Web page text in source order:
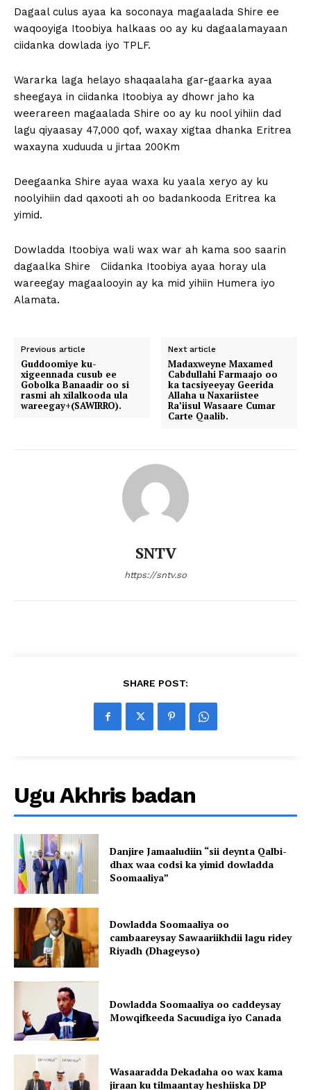
Dagaal culus ayaa ka soconaya magaalada Shire ee
waqooyiga Itoobiya halkaas oo ay ku dagaalamayaan
ciidanka dowlada iyo TPLF.
Wararka laga helayo shaqaalaha gar-gaarka ayaa
sheegaya in ciidanka Itoobiya ay dhowr jaho ka
weerareen magaalada Shire oo ay ku nool yihiin dad
lagu qiyaasay 47,000 qof, waxay xigtaa dhanka Eritrea
waxayna xuduuda u jirtaa 200Km
Deegaanka Shire ayaa waxa ku yaala xeryo ay ku
noolyihiin dad qaxooti ah oo badankooda Eritrea ka
yimid.
Dowladda Itoobiya wali wax war ah kama soo saarin
dagaalka Shire Ciidanka Itoobiya ayaa horay ula
wareegay magaalooyin ay ka mid yihiin Humera iyo
Alamata.
Previous article
Guddoomiye ku-
xigeennada cusub ee
Gobolka Banaadir oo si
rasmi ah xilalkooda ula
wareegay+(SAWIRRO).
Next article
Madaxweyne Maxamed
Cabdullahi Farmaajo oo
ka tacsiyeeyay Geerida
Allaha u Naxariistee
Ra’iisul Wasaare Cumar
Carte Qaalib.
SNTV
https://sntv.so
SHARE POST:
Ugu Akhris badan
Danjire Jamaaludiin “sii deynta Qalbi-
dhax waa codsi ka yimid dowladda
Soomaaliya”
Dowladda Soomaaliya oo
cambaareysay Sawaariikhdii lagu ridey
Riyadh (Dhageyso)
Dowladda Soomaaliya oo caddeysay
Mowqifkeeda Sacuudiga iyo Canada
Wasaaradda Dekadaha oo wax kama
jiraan ku tilmaantay heshiiska DP